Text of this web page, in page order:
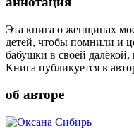
Эта книга о женщинах
детей, чтобы помнили и
бабушки в своей
Книга публикуется в
об авторе